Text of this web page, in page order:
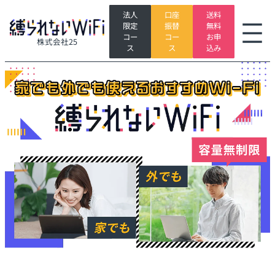
容
を
キ
ッ
プ
株式会社25
グ
ル
リ
ン
ク
法人
限定
コー
ス
口座
振替
コー
ス
送料
無料
お申
込み